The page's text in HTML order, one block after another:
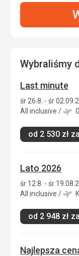
Wybraliśmy
Last minute
śr 26.8. - śr
All inclusive /
od 2 530 zł
Lato 2026
śr 12.8. - śr
All inclusive /
od 2 948 zł
Najlepsza